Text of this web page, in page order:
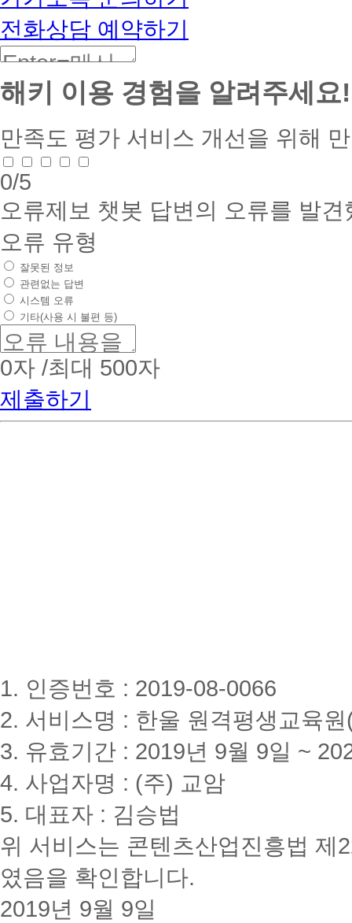
전화상담 예약하기
해키 이용 경험을 알려주세요!
만족도 평가 서비스 개선을 위해
0/5
오류제보 챗봇 답변의 오류를 발
오류 유형
잘못된 정보
관련없는 답변
시스템 오류
기타(사용 시 불편 등)
0자 /최대 500자
제출하기
1. 인증번호 : 2019-08-0066
2. 서비스명 : 한울 원격평생교육
3. 유효기간 : 2019년 9월 9일 ~
4. 사업자명 : (주) 교암
5. 대표자 : 김승법
위 서비스는 콘텐츠산업진흥법 제
였음을 확인합니다.
2019년 9월 9일